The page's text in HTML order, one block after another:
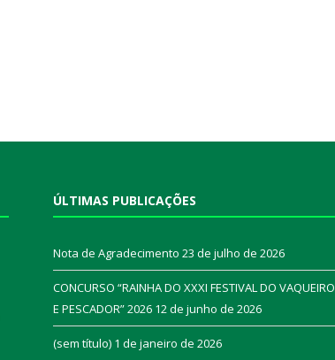
ÚLTIMAS PUBLICAÇÕES
Nota de Agradecimento 23 de julho de 2026
CONCURSO “RAINHA DO XXXI FESTIVAL DO VAQUEIRO
E PESCADOR” 2026 12 de junho de 2026
(sem título) 1 de janeiro de 2026